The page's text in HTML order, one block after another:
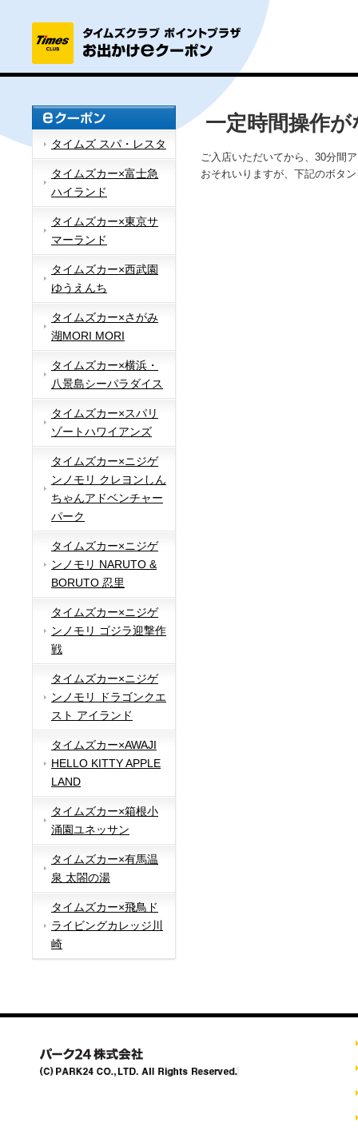
タイムズ スパ・レスタ
タイムズカー×富士急
ハイランド
タイムズカー×東京サ
マーランド
タイムズカー×西武園
ゆうえんち
タイムズカー×さがみ
湖MORI MORI
タイムズカー×横浜・
八景島シーパラダイス
タイムズカー×スパリ
ゾートハワイアンズ
タイムズカー×ニジゲ
ンノモリ クレヨンしん
ちゃんアドベンチャー
パーク
タイムズカー×ニジゲ
ンノモリ NARUTO &
BORUTO 忍里
タイムズカー×ニジゲ
ンノモリ ゴジラ迎撃作
戦
タイムズカー×ニジゲ
ンノモリ ドラゴンクエ
スト アイランド
タイムズカー×AWAJI
HELLO KITTY APPLE
LAND
タイムズカー×箱根小
涌園ユネッサン
タイムズカー×有馬温
泉 太閤の湯
タイムズカー×飛鳥ド
ライビングカレッジ川
崎
一定時間操作
ご入店いただいてから、30分間
おそれいりますが、下記のボタ